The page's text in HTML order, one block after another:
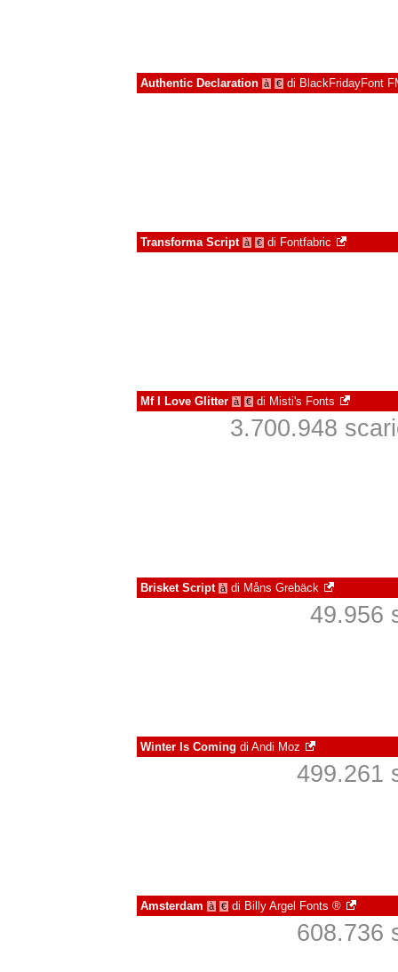
Authentic Declaration à € di BlackFridayFont
Transforma Script à € di Fontfabric
Mf I Love Glitter à € di Misti's Fonts
3.700.948
Brisket Script à di Måns Grebäck
49.956
Winter Is Coming di Andi Moz
499.261
Amsterdam à € di Billy Argel Fonts ®
608.736